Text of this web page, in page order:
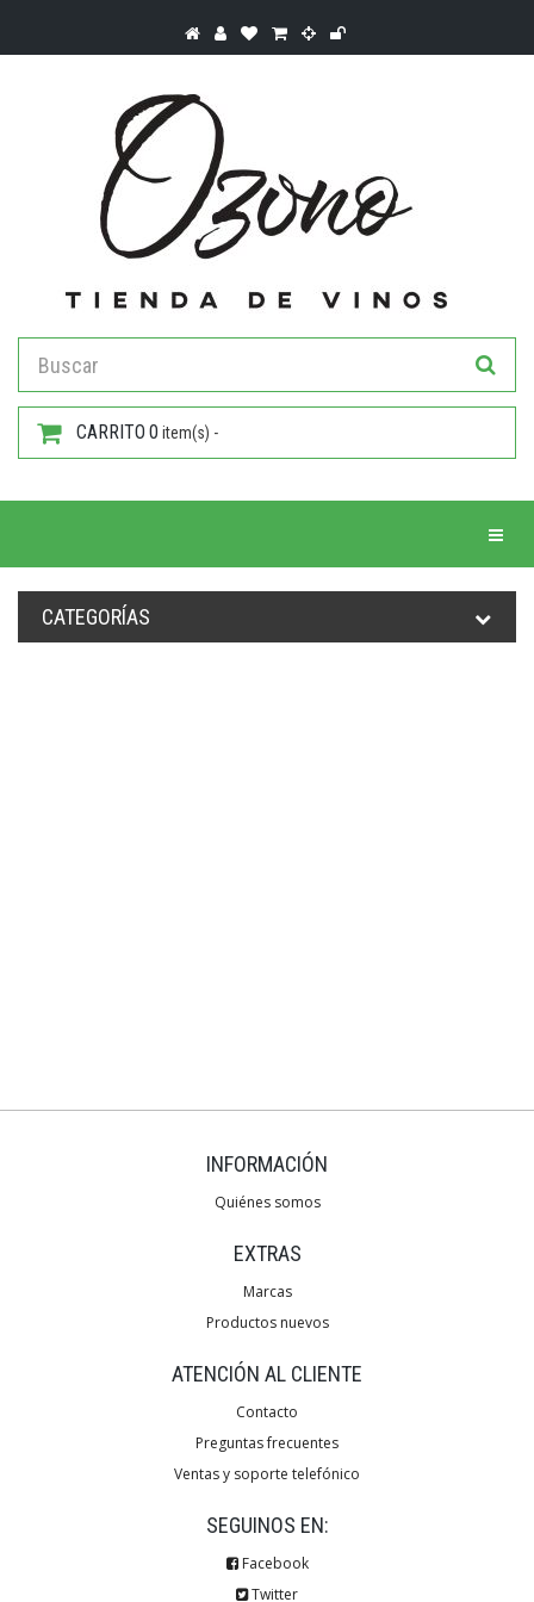
CARRITO 0 item(s) -
CATEGORÍAS
INFORMACIÓN
Quiénes somos
EXTRAS
Marcas
Productos nuevos
ATENCIÓN AL CLIENTE
Contacto
Preguntas frecuentes
Ventas y soporte telefónico
SEGUINOS EN:
Facebook
Twitter